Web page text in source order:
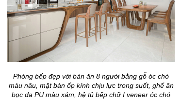
Phòng bếp đẹp với bàn ăn 8 người bằng gỗ óc chó
màu nâu, mặt bàn ốp kính chịu lực trong suốt, ghế ăn
bọc da PU màu xám, hệ tủ bếp chữ I veneer óc chó